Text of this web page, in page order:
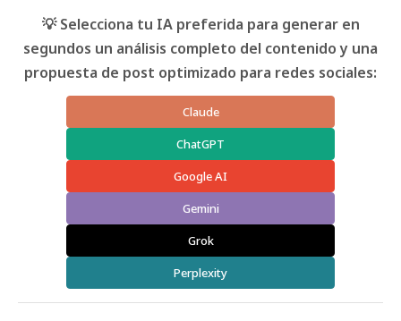
💡 Selecciona tu IA preferida para generar en
segundos un análisis completo del contenido y una
propuesta de post optimizado para redes sociales:
Claude
ChatGPT
Google AI
Gemini
Grok
Perplexity